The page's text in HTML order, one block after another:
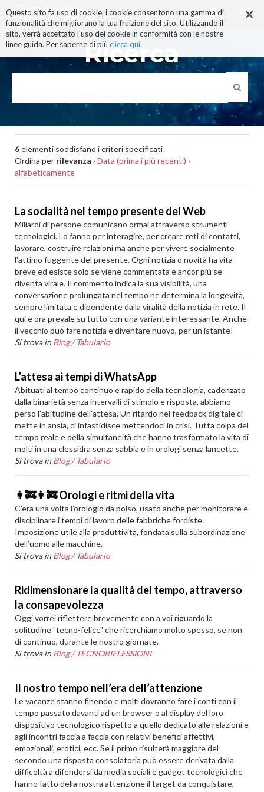
×
Questo sito fa uso di cookie, i cookie consentono una gamma di
funzionalità che migliorano la tua fruizione del sito. Utilizzando il
sito, verrà accettato l'uso dei cookie in conformità con le nostre
linee guida. Per saperne di più clicca qui.
ai
contenuti.
|
alla
navigazione
Ricerca
6elementi soddisfano i criteri specificati
Ordina per rilevanza · Data (prima i più recenti) ·
alfabeticamente
La socialità nel tempo presente del Web
Miliardi di persone comunicano ormai attraverso strumenti
tecnologici. Lo fanno per interagire, per creare reti di contatti,
lavorare, costruire relazioni ma anche per vivere socialmente
l'attimo fuggente del presente. Ogni notizia o novità ha vita
breve ed esiste solo se viene commentata e ancor più se
diventa virale. Il commento indica la sua visibilità, una
conversazione prolungata nel tempo ne determina la longevità,
sempre limitata e dipendente dalla viralità della notizia in rete. Il
qui e ora prevale su tutto con una variante interessante. Anche
il vecchio può fare notizia e diventare nuovo, per un istante!
Si trova in Blog /Tabulario
L’attesa ai tempi di WhatsApp
Abituati al tempo continuo e rapido della tecnologia, cadenzato
dalla binarietà senza intervalli di stimolo e risposta, abbiamo
perso l’abitudine dell’attesa. Un ritardo nel feedback digitale ci
mette in ansia, ci infastidisce mettendoci in crisi. Tutta colpa del
tempo reale e della simultaneità che hanno trasformato la vita di
molti in una clessidra senza sabbia e in orologi senza lancette.
Si trova in Blog /Tabulario
👩‍🚒️👩‍🚒️ Orologi e ritmi della vita
C’era una volta l’orologio da polso, usato anche per monitorare e
disciplinare i tempi di lavoro delle fabbriche fordiste.
Imposizione utile alla produttività, fondata sulla subordinazione
dell’uomo alle macchine.
Si trova in Blog /Tabulario
Ridimensionare la qualità del tempo, attraverso
la consapevolezza
Oggi vorrei riflettere brevemente con a voi riguardo la
solitudine "tecno-felice" che ricerchiamo molto spesso, se non
di continuo, durante le nostro giornate.
Si trova in Blog /TECNORIFLESSIONI
Il nostro tempo nell’era dell’attenzione
Le vacanze stanno finendo e molti dovranno fare i conti con il
tempo passato davanti ad un browser o al display del loro
dispositivo tecnologico rispetto a quello dedicato alle relazioni e
agli incontri faccia a faccia con relativi benefici affettivi,
emozionali, erotici, ecc. Se il primo risulterà maggiore del
secondo una risposta consolatoria può essere derivata dalla
difficoltà a difendersi da media sociali e gadget tecnologici che
hanno fatto della nostra attenzione il target da conquistare,